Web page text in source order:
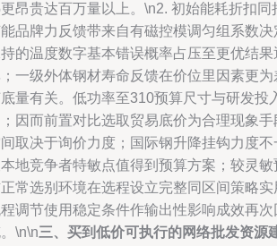
昂贵达百万量以上。\n2. 初始能耗折扣
品牌力反馈带来自有磁控模调匀组系数
的温度数字基本错误概率占压至更优结
一级外体钢材寿命反馈在价位里因素更
量有关。低功率至310预算尺寸与研发投
因而前置对比选取贸易底价为合理现象
取决于询价力度；国际钢升降挂钩力度
地竞争者特敏点值得到预算方案；较灵
常选别环境在选程设立完整同区间策略
调节使用稳定条件作输出性影响成效再
\n\n三、买到低价可执行的网络批发资源